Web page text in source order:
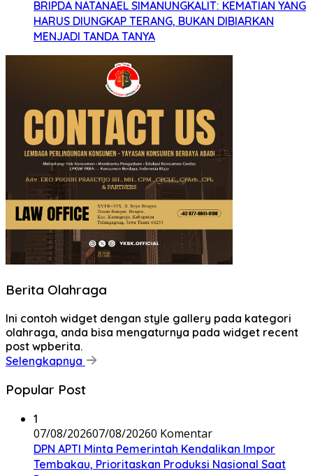
BRIPDA NATANAEL SIMANUNGKALIT: KEMATIAN YANG
HARUS DIUNGKAP TERANG, BUKAN DIBIARKAN
MENJADI TANDA TANYA
Berita Olahraga
Ini contoh widget dengan style gallery pada kategori
olahraga, anda bisa mengaturnya pada widget recent
post wpberita.
Selengkapnya
Popular Post
1
07/08/202607/08/20260 Komentar
DPN APTI Minta Pemerintah Kendalikan Impor
Tembakau, Prioritaskan Produksi Nasional Saat